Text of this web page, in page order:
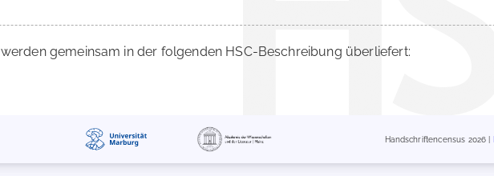
werden gemeinsam in der folgenden HSC-Beschreibung überliefert:
Handschriftencensus 2026 |